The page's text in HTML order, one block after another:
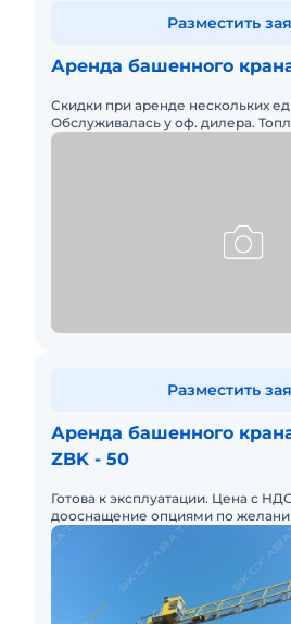
Аренда башенного
Скидки при аренде нескольких
Обслуживалась у оф. дилера.
стоимость.
Разместить
Аренда башенного
ZBK - 50
Готова к эксплуатации. Цена с
дооснащение опциями по
Разместить